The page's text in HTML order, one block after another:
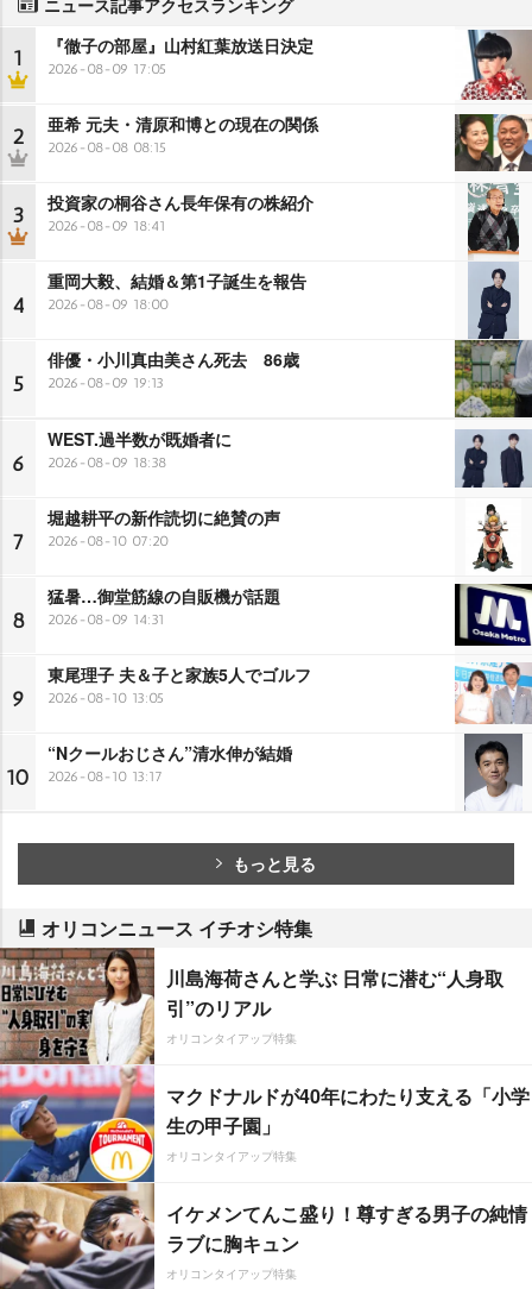
ニュース記事アクセスランキング
1 『徹子の部屋』山村紅葉放送日決定
2026-08-09 17:05
2 亜希 元夫・清原和博との現在の関係
2026-08-08 08:15
3 投資家の桐谷さん長年保有の株紹介
2026-08-09 18:41
4
重岡大毅、結婚＆第1子誕生を報告
2026-08-09 18:00
5
俳優・小川真由美さん死去 86歳
2026-08-09 19:13
6
WEST.過半数が既婚者に
2026-08-09 18:38
7
堀越耕平の新作読切に絶賛の声
2026-08-10 07:20
8
猛暑…御堂筋線の自販機が話題
2026-08-09 14:31
9
東尾理子 夫＆子と家族5人でゴルフ
2026-08-10 13:05
10
“Nクールおじさん”清水伸が結婚
2026-08-10 13:17
もっと見る
オリコンニュース イチオシ特集
川島海荷さんと学ぶ 日常に潜む“人身取
引”のリアル
オリコンタイアップ特集
マクドナルドが40年にわたり支える「小学
生の甲子園」
オリコンタイアップ特集
イケメンてんこ盛り！尊すぎる男子の純情
ラブに胸キュン
オリコンタイアップ特集